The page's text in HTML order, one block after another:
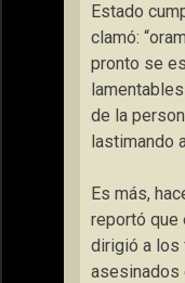
Estado
clamó:
pronto se
de la
lastimando
Es más,
reportó que
dirigió a los
asesinados